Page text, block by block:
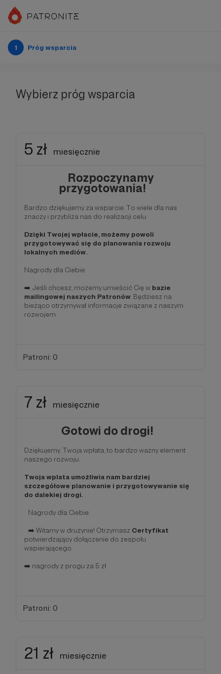
1 Próg wsparcia
Wybierz próg wsparcia
5 zł miesięcznie
Rozpoczynamy
przygotowania!
Bardzo dziękujemy za wsparcie. To wiele dla nas
znaczy i przybliża nas do realizacji celu.
Dzięki Twojej wpłacie, możemy powoli
przygotowywać się do planowania rozwoju
lokalnych mediów.
Nagrody dla Ciebie:
➡️ Jeśli chcesz, możemy umieścić Cię w bazie
mailingowej naszych Patronów . Będziesz na
bieżąco otrzymywał informacje związane z naszym
rozwojem.
Patroni: 0
7 zł miesięcznie
Gotowi do drogi!
Dziękujemy. Twoja wpłata, to bardzo ważny element
naszego rozwoju.
Twoja wplata umożliwia nam bardziej
szczegółowe planowanie i przygotowywanie się
do dalekiej drogi.
Nagrody dla Ciebie:
➡️ Witamy w drużynie! Otrzymasz Certyfikat
potwierdzający dołączenie do zespołu
wspierającego.
➡️ nagrody z progu za 5 zł
Patroni: 0
21 zł miesięcznie